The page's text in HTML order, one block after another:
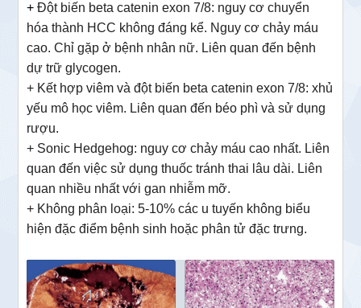
+Đột biến beta catenin exon 7/8: nguy cơ chuyển
hóa thành HCC không đáng kể. Nguy cơ chảy máu
cao. Chỉ gặp ở bệnh nhân nữ. Liên quan đến bệnh
dự trữ glycogen.
+ Kết hợp viêm và đột biến beta catenin exon 7/8: xhủ
yếu mô học viêm. Liên quan đến béo phì và sử dụng
rượu.
+ Sonic Hedgehog: nguy cơ chảy máu cao nhất. Liên
quan đến việc sử dụng thuốc tránh thai lâu dài. Liên
quan nhiều nhất với gan nhiễm mỡ.
+ Không phân loại: 5-10% các u tuyến không biểu
hiện đặc điểm bệnh sinh hoặc phân tử đặc trưng.